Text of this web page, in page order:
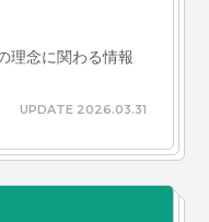
理念に関わる情報
UPDATE 2026.03.31